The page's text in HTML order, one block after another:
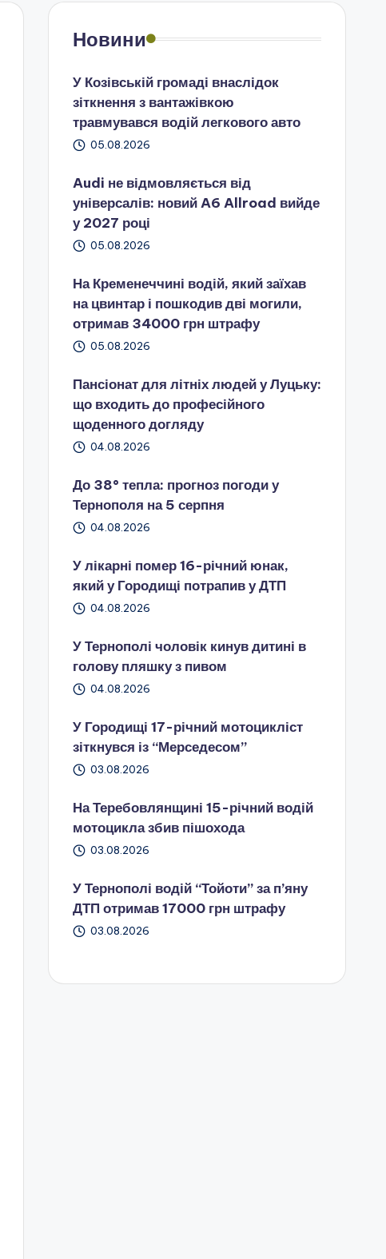
Новини
У Козівській громаді внаслідок
зіткнення з вантажівкою
травмувався водій легкового авто
05.08.2026
Audi не відмовляється від
універсалів: новий A6 Allroad вийде
у 2027 році
05.08.2026
На Кременеччині водій, який заїхав
на цвинтар і пошкодив дві могили,
отримав 34000 грн штрафу
05.08.2026
Пансіонат для літніх людей у Луцьку:
що входить до професійного
щоденного догляду
04.08.2026
До 38° тепла: прогноз погоди у
Тернополя на 5 серпня
04.08.2026
У лікарні помер 16-річний юнак,
який у Городищі потрапив у ДТП
04.08.2026
У Тернополі чоловік кинув дитині в
голову пляшку з пивом
04.08.2026
У Городищі 17-річний мотоцикліст
зіткнувся із “Мерседесом”
03.08.2026
На Теребовлянщині 15-річний водій
мотоцикла збив пішохода
03.08.2026
У Тернополі водій “Тойоти” за п’яну
ДТП отримав 17000 грн штрафу
03.08.2026